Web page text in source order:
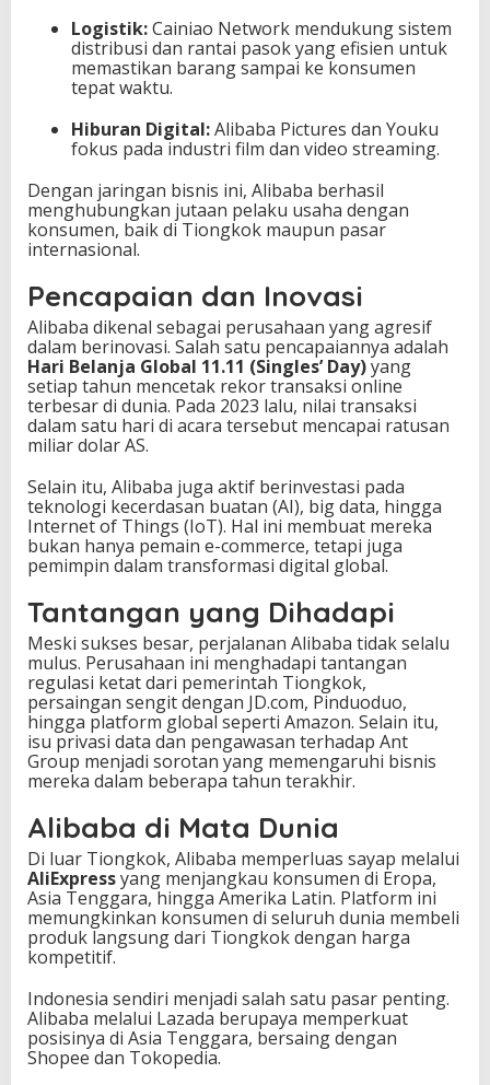
Logistik:Cainiao Network mendukung sistem
distribusi dan rantai pasok yang efisien untuk
memastikan barang sampai ke konsumen
tepat waktu.
Hiburan Digital:Alibaba Pictures dan Youku
fokus pada industri film dan video streaming.
Dengan jaringan bisnis ini, Alibaba berhasil
menghubungkan jutaan pelaku usaha dengan
konsumen, baik di Tiongkok maupun pasar
internasional.
Pencapaian dan Inovasi
Alibaba dikenal sebagai perusahaan yang agresif
dalam berinovasi. Salah satu pencapaiannya adalah
Hari Belanja Global 11.11 (Singles’ Day)yang
setiap tahun mencetak rekor transaksi online
terbesar di dunia. Pada 2023 lalu, nilai transaksi
dalam satu hari di acara tersebut mencapai ratusan
miliar dolar AS.
Selain itu, Alibaba juga aktif berinvestasi pada
teknologi kecerdasan buatan (AI), big data, hingga
Internet of Things (IoT). Hal ini membuat mereka
bukan hanya pemain e-commerce, tetapi juga
pemimpin dalam transformasi digital global.
Tantangan yang Dihadapi
Meski sukses besar, perjalanan Alibaba tidak selalu
mulus. Perusahaan ini menghadapi tantangan
regulasi ketat dari pemerintah Tiongkok,
persaingan sengit dengan JD.com, Pinduoduo,
hingga platform global seperti Amazon. Selain itu,
isu privasi data dan pengawasan terhadap Ant
Group menjadi sorotan yang memengaruhi bisnis
mereka dalam beberapa tahun terakhir.
Alibaba di Mata Dunia
Di luar Tiongkok, Alibaba memperluas sayap melalui
AliExpressyang menjangkau konsumen di Eropa,
Asia Tenggara, hingga Amerika Latin. Platform ini
memungkinkan konsumen di seluruh dunia membeli
produk langsung dari Tiongkok dengan harga
kompetitif.
Indonesia sendiri menjadi salah satu pasar penting.
Alibaba melalui Lazada berupaya memperkuat
posisinya di Asia Tenggara, bersaing dengan
Shopee dan Tokopedia.